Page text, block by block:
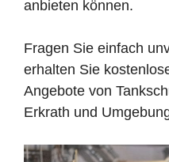
anbieten können.
Fragen Sie einfach
erhalten Sie
Angebote von
Erkrath und